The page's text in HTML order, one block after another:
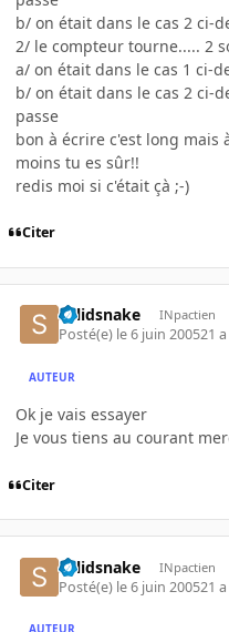
b/ on était dans le cas 2 ci-
2/ le compteur tourne..... 2
a/ on était dans le cas 1 ci-
b/ on était dans le cas 2 ci-
passe
bon à écrire c'est long mais
moins tu es sûr!!
redis moi si c'était çà ;-)
Citer
solidsnake INpactien
Posté(e) le 6 juin 200521 a
AUTEUR
Ok je vais essayer
Je vous tiens au courant
Citer
solidsnake INpactien
Posté(e) le 6 juin 200521 a